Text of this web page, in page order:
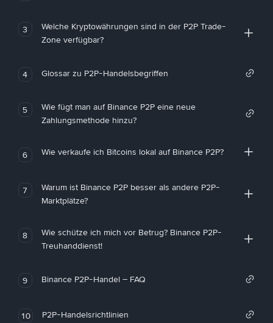
3
Welche Kryptowährungen sind in der P2P Trade-
Zone verfügbar?
4 Glossar zu P2P-Handelsbegriffen
5
Wie fügt man auf Binance P2P eine neue
Zahlungsmethode hinzu?
6 Wie verkaufe ich Bitcoins lokal auf Binance P2P?
7
Warum ist Binance P2P besser als andere P2P-
Marktplätze?
8
Wie schütze ich mich vor Betrug? Binance P2P-
Treuhanddienst!
9 Binance P2P-Handel – FAQ
10 P2P-Handelsrichtlinien